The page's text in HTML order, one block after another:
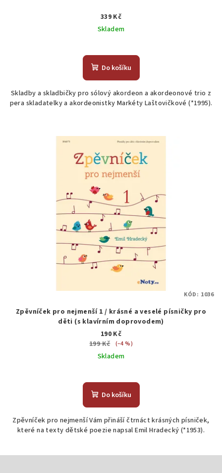
339 Kč
Skladem
Do košíku
Skladby a skladbičky pro sólový akordeon a akordeonové trio z
pera skladatelky a akordeonistky Markéty Laštovičkové (*1995).
Zpěvníček pro nejmenší 1 / krásné a veselé písničky pro
děti (s klavírním doprovodem)
190 Kč
199 Kč
(–4 %)
Skladem
Do košíku
Zpěvníček pro nejmenší Vám přináší čtrnáct krásných písniček,
které na texty dětské poezie napsal Emil Hradecký (*1953).
KÓD: 1036